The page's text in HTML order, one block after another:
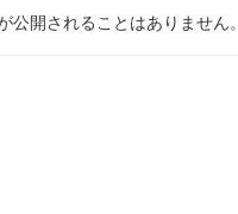
公開されることはありません。